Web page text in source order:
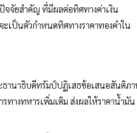
จจัยสำคัญ ที่มีผลต่อทิศทางค่าเงิน
เป็นตัวกำหนดทิศทางราคาทองคำใน
ะธานาธิบดีทรัมป์ปฏิเสธข้อเสนอสันติภ
ทางทหารเพิ่มเติม ส่งผลให้ราคาน้ำมัน